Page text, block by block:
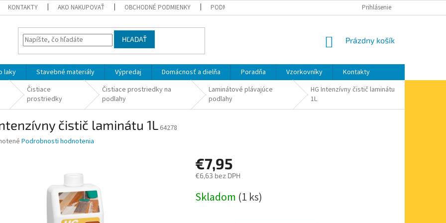
KONTAKTY AKO NAKUPOVAŤ OBCHODNÉ PODMIENKY PODMIENKY OCHRANY OSOBNÝCH ÚDAJOV MOJA OBJEDNÁVKA
Prihlásenie
HĽADAŤ
NÁKUPNÝ
Prázdny košík
laky Stavebné materiály Výpredaj Domácnosť a dielňa Poradňa Vzorkovníky Kontakty
Čistiace
prostriedky
Čistiace prostriedky na
podlahy
Laminátové plávajúce
podlahy
HG Intenzívny čistič laminátu
1L
čistič laminátu 1L 64278
Podrobnosti hodnotenia
€7,95
€6,63 bez DPH
cena:
Skladom (1 ks)